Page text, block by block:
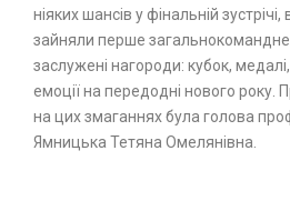
ніяких шансів у фінальній
зайняли перше
заслужені нагороди: кубок,
емоції на передодні нового
на цих змаганнях була голова
Ямницька Тетяна Омелянівна.